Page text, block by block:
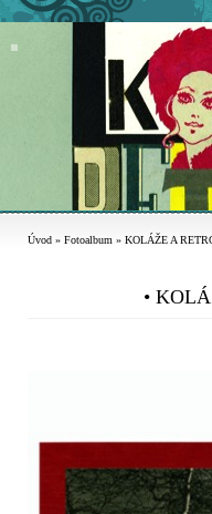
Úvod » Fotoalbum » KOLÁŽE A
•